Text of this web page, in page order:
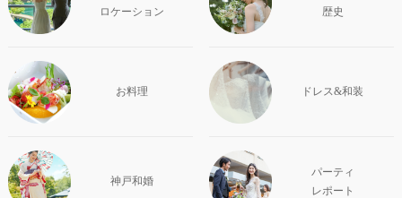
ロケーション
歴史
お料理 ドレス&和装
神戸和婚
パーティ
レポート